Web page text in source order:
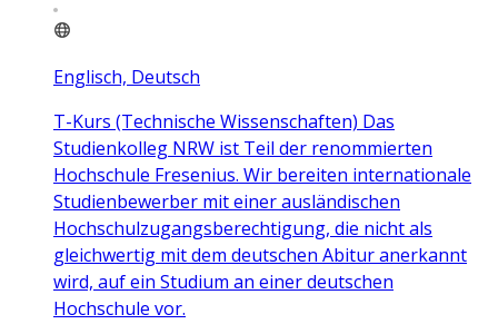
Englisch, Deutsch
T-Kurs (Technische Wissenschaften) Das
Studienkolleg NRW ist Teil der renommierten
Hochschule Fresenius. Wir bereiten internationale
Studienbewerber mit einer ausländischen
Hochschulzugangsberechtigung, die nicht als
gleichwertig mit dem deutschen Abitur anerkannt
wird, auf ein Studium an einer deutschen
Hochschule vor.